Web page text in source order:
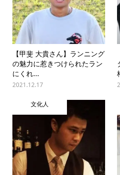
【甲斐 大貴さん】ランニング
の魅力に惹きつけられたラン
にくれ...
2021.12.17
文化人